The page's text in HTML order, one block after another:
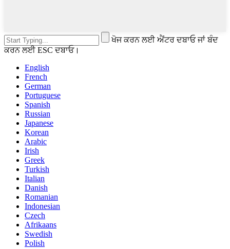
ਖੋਜ ਕਰਨ ਲਈ ਐਂਟਰ ਦਬਾਓ ਜਾਂ ਬੰਦ
ਕਰਨ ਲਈ ESC ਦਬਾਓ।
English
French
German
Portuguese
Spanish
Russian
Japanese
Korean
Arabic
Irish
Greek
Turkish
Italian
Danish
Romanian
Indonesian
Czech
Afrikaans
Swedish
Polish